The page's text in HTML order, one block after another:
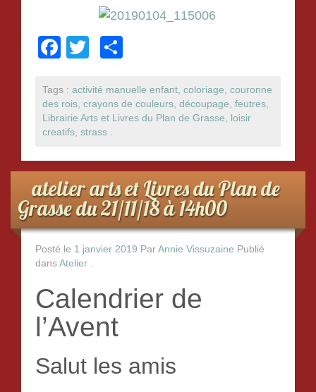
F
c
e
b
o
o
k
tt
er
ta
g
Tags : activité manuelle enfant, coloriage, couronne
des rois, crayons de couleurs, découpage, feutres,
Librairie Arts et Livres du Plan de Grasse, loisir
creatifs, strass .
atelier arts et Livres du Plan de
Grasse du 21/11/18 à 14h00
Posté le 1 janvier 2019 Par Annie Vissuzaine Publié
dans Atelier .
Calendrier de
l’Avent
Salut les amis